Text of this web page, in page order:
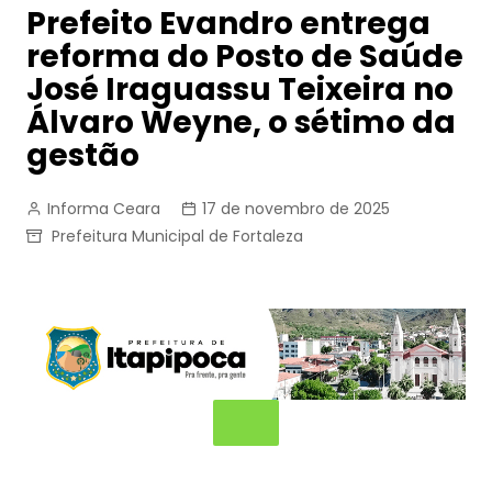
Prefeito Evandro entrega
reforma do Posto de Saúde
José Iraguassu Teixeira no
Álvaro Weyne, o sétimo da
gestão
Informa Ceara
17 de novembro de 2025
Prefeitura Municipal de Fortaleza